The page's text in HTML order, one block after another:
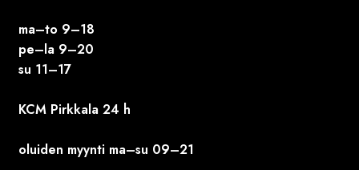
ma–to 9–18
pe–la 9–20
su 11–17
KCM Pirkkala 24 h
oluiden myynti ma–su 09–21